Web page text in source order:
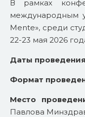
В рамках
международным
Mente», среди
22-23 мая 2026
Даты
Формат
Место
Павлова